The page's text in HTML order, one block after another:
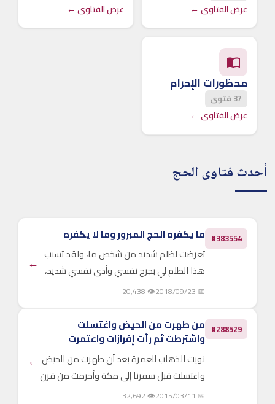
عرض الفتاوى ← عرض الفتاوى ←
محظورات الإحرام
37 فتوى
عرض الفتاوى ←
أحدث فتاوى الحج
#383554 ما يكفره الحج المبرور وما لا يكفره
تعرضت لظلم شديد من شخص ما، ولقد تسبب
هذا الظلم لي بجرح نفسي وأذى نفسي شديد،
وما زلت أعاني من التعب والانكسار الشديد من
جميع من حوله بأنه عل...
📅 2018/09/23
👁 20,438
←
#288529 من طهرت من الحيض واغتسلت
واشترطت ثم رأت إفرازات واعتمرت
نويت الذهاب للعمرة بعد أن طهرت من الحيض
واغتسلت قبل سفرنا إلى مكة وأحرمت من قرن
المنازل وقلت في نية الإحرام: فإن حبسني
📅 2015/03/11
👁 32,692
←